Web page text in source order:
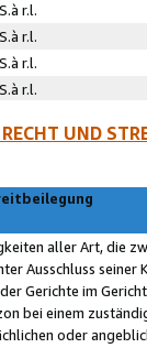
r.l.
r.l.
r.l.
r.l.
UND
aller Art, die
Ausschluss
Gerichte im
bei einem
oder